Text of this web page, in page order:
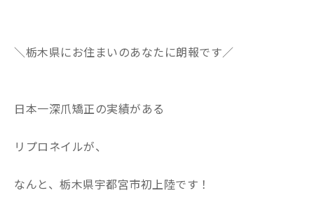
＼栃木県にお住まいのあなたに朗報です／
日本一深爪矯正の実績がある
リプロネイルが、
なんと、栃木県宇都宮市初上陸です！